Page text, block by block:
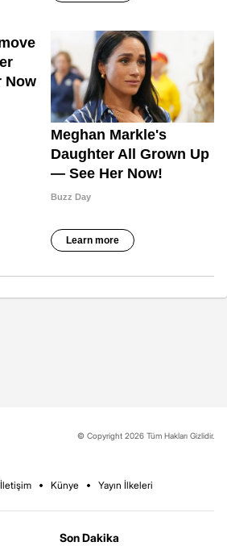
© Copyright 2026 Tüm Hakları Gizlidir.
İletişim Künye Yayın İlkeleri
Son Dakika